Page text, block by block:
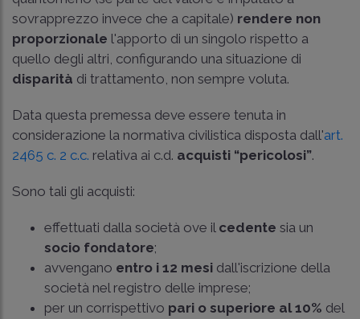
sovrapprezzo invece che a capitale) rendere non
proporzionale l'apporto di un singolo rispetto a
quello degli altri, configurando una situazione di
disparità di trattamento, non sempre voluta.
Data questa premessa deve essere tenuta in
considerazione la normativa civilistica disposta dall'art.
2465 c. 2 c.c. relativa ai c.d. acquisti “pericolosi”.
Sono tali gli acquisti:
effettuati dalla società ove il cedente sia un
socio fondatore;
avvengano entro i 12 mesi dall'iscrizione della
società nel registro delle imprese;
per un corrispettivo pari o superiore al 10% del